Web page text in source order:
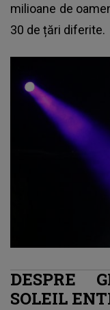
milioane de
30 de țări diferite.
DESPRE
SOLEIL